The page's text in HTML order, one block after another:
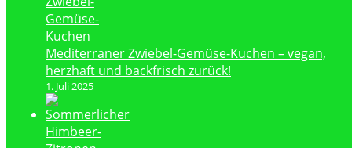
Mediterraner Zwiebel-Gemüse-Kuchen – vegan,
herzhaft und backfrisch zurück!
1. Juli 2025